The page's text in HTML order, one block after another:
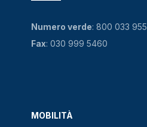
MOBILITÀ
Numero verde: 800 033 955
Fax: 030 999 5460